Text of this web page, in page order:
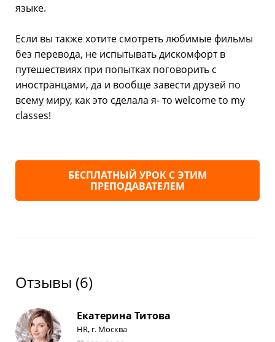
языке.
Если вы также хотите смотреть любимые фильмы
без перевода, не испытывать дискомфорт в
путешествиях при попытках поговорить с
иностранцами, да и вообще завести друзей по
всему миру, как это сделала я- то welcome to my
classes!
БЕСПЛАТНЫЙ УРОК С ЭТИМ
ПРЕПОДАВАТЕЛЕМ
Отзывы (6)
Екатерина Титова
HR, г. Москва